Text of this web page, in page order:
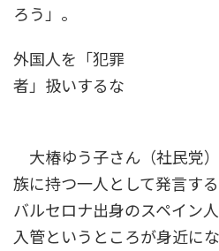
ろう」。
外国人を「犯罪
者」扱いするな
大椿ゆう子さん（社民党
族に持つ一人として発言す
バルセロナ出身のスペイン
入管というところが身近に